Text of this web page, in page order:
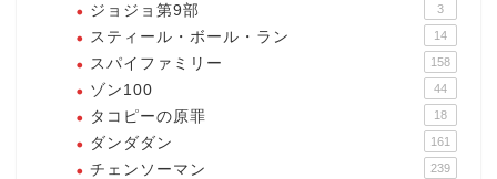
ジョジョ第9部 3
スティール・ボール・ラン 14
スパイファミリー 158
ゾン100 44
タコピーの原罪 18
ダンダダン 161
チェンソーマン 239